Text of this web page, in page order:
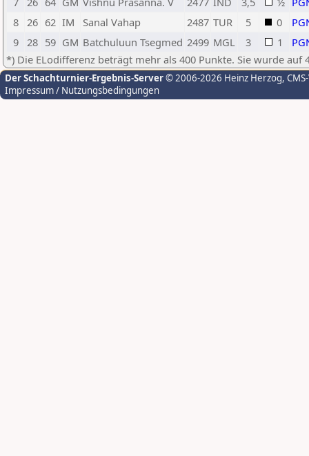
8
26 62 IM Sanal Vahap 2487 TUR 5 0
9
28 59 GM Batchuluun Tsegmed 2499 MGL 3 1
*) Die ELodifferenz beträgt mehr als 400 Punkte. Sie wurde auf
Der Schachturnier-Ergebnis-Server© 2006-2026 Heinz Herzog,
Impressum / Nutzungsbedingungen